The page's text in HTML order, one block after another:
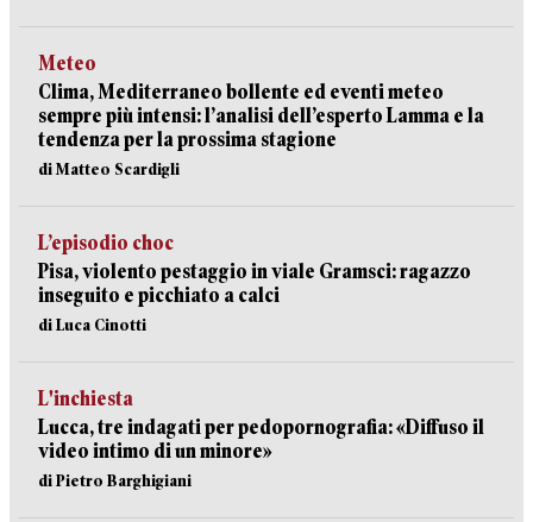
Meteo
Clima, Mediterraneo bollente ed eventi meteo
sempre più intensi: l’analisi dell’esperto Lamma e la
tendenza per la prossima stagione
di Matteo Scardigli
L’episodio choc
Pisa, violento pestaggio in viale Gramsci: ragazzo
inseguito e picchiato a calci
di Luca Cinotti
L'inchiesta
Lucca, tre indagati per pedopornografia: «Diffuso il
video intimo di un minore»
di Pietro Barghigiani